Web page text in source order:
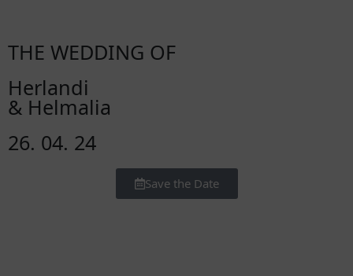
THE WEDDING OF
Herlandi
& Helmalia
26. 04. 24
Save the Date